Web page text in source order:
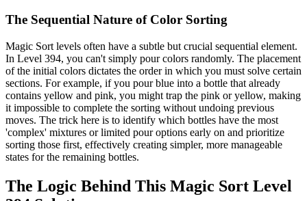
The Sequential Nature of Color Sorting
Magic Sort levels often have a subtle but crucial sequential element.
In Level 394, you can't simply pour colors randomly. The placement
of the initial colors dictates the order in which you must solve certain
sections. For example, if you pour blue into a bottle that already
contains yellow and pink, you might trap the pink or yellow, making
it impossible to complete the sorting without undoing previous
moves. The trick here is to identify which bottles have the most
'complex' mixtures or limited pour options early on and prioritize
sorting those first, effectively creating simpler, more manageable
states for the remaining bottles.
The Logic Behind This Magic Sort Level